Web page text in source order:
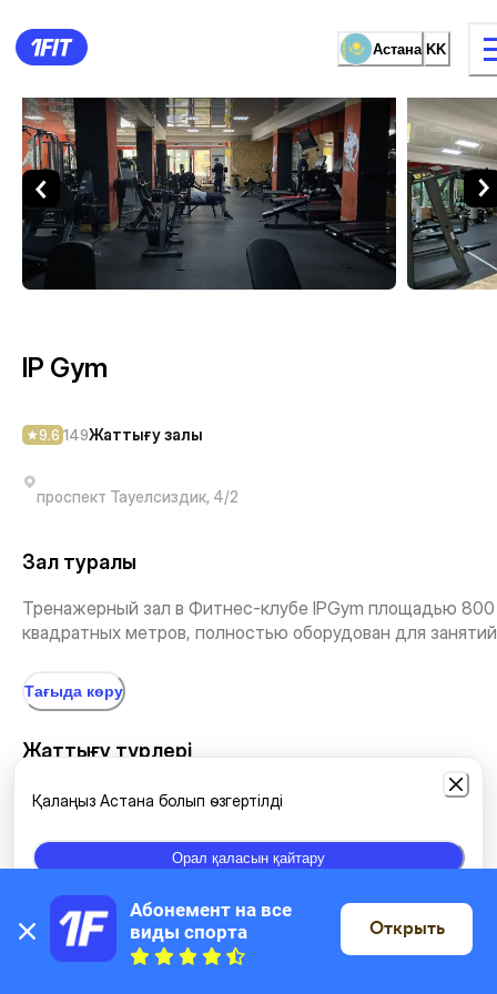
Астана KK
жаттығу түрі Әйелдерге арналған
IP Gym — Жаттығу залы
IP Gym
9.6 149Жаттығу залы
проспект Тауелсиздик, 4/2
Зал туралы
Тренажерный зал в ​Фитнес-клубе IPGym площадью 800
квадратных метров, полностью оборудован для
Тағыда көру
Жаттығу түрлері
Орналасқан жері
Картада
Қалаңыз Астана болып өзгертілді
Орал қаласын қайтару
Абонемент на все
виды спорта
Открыть